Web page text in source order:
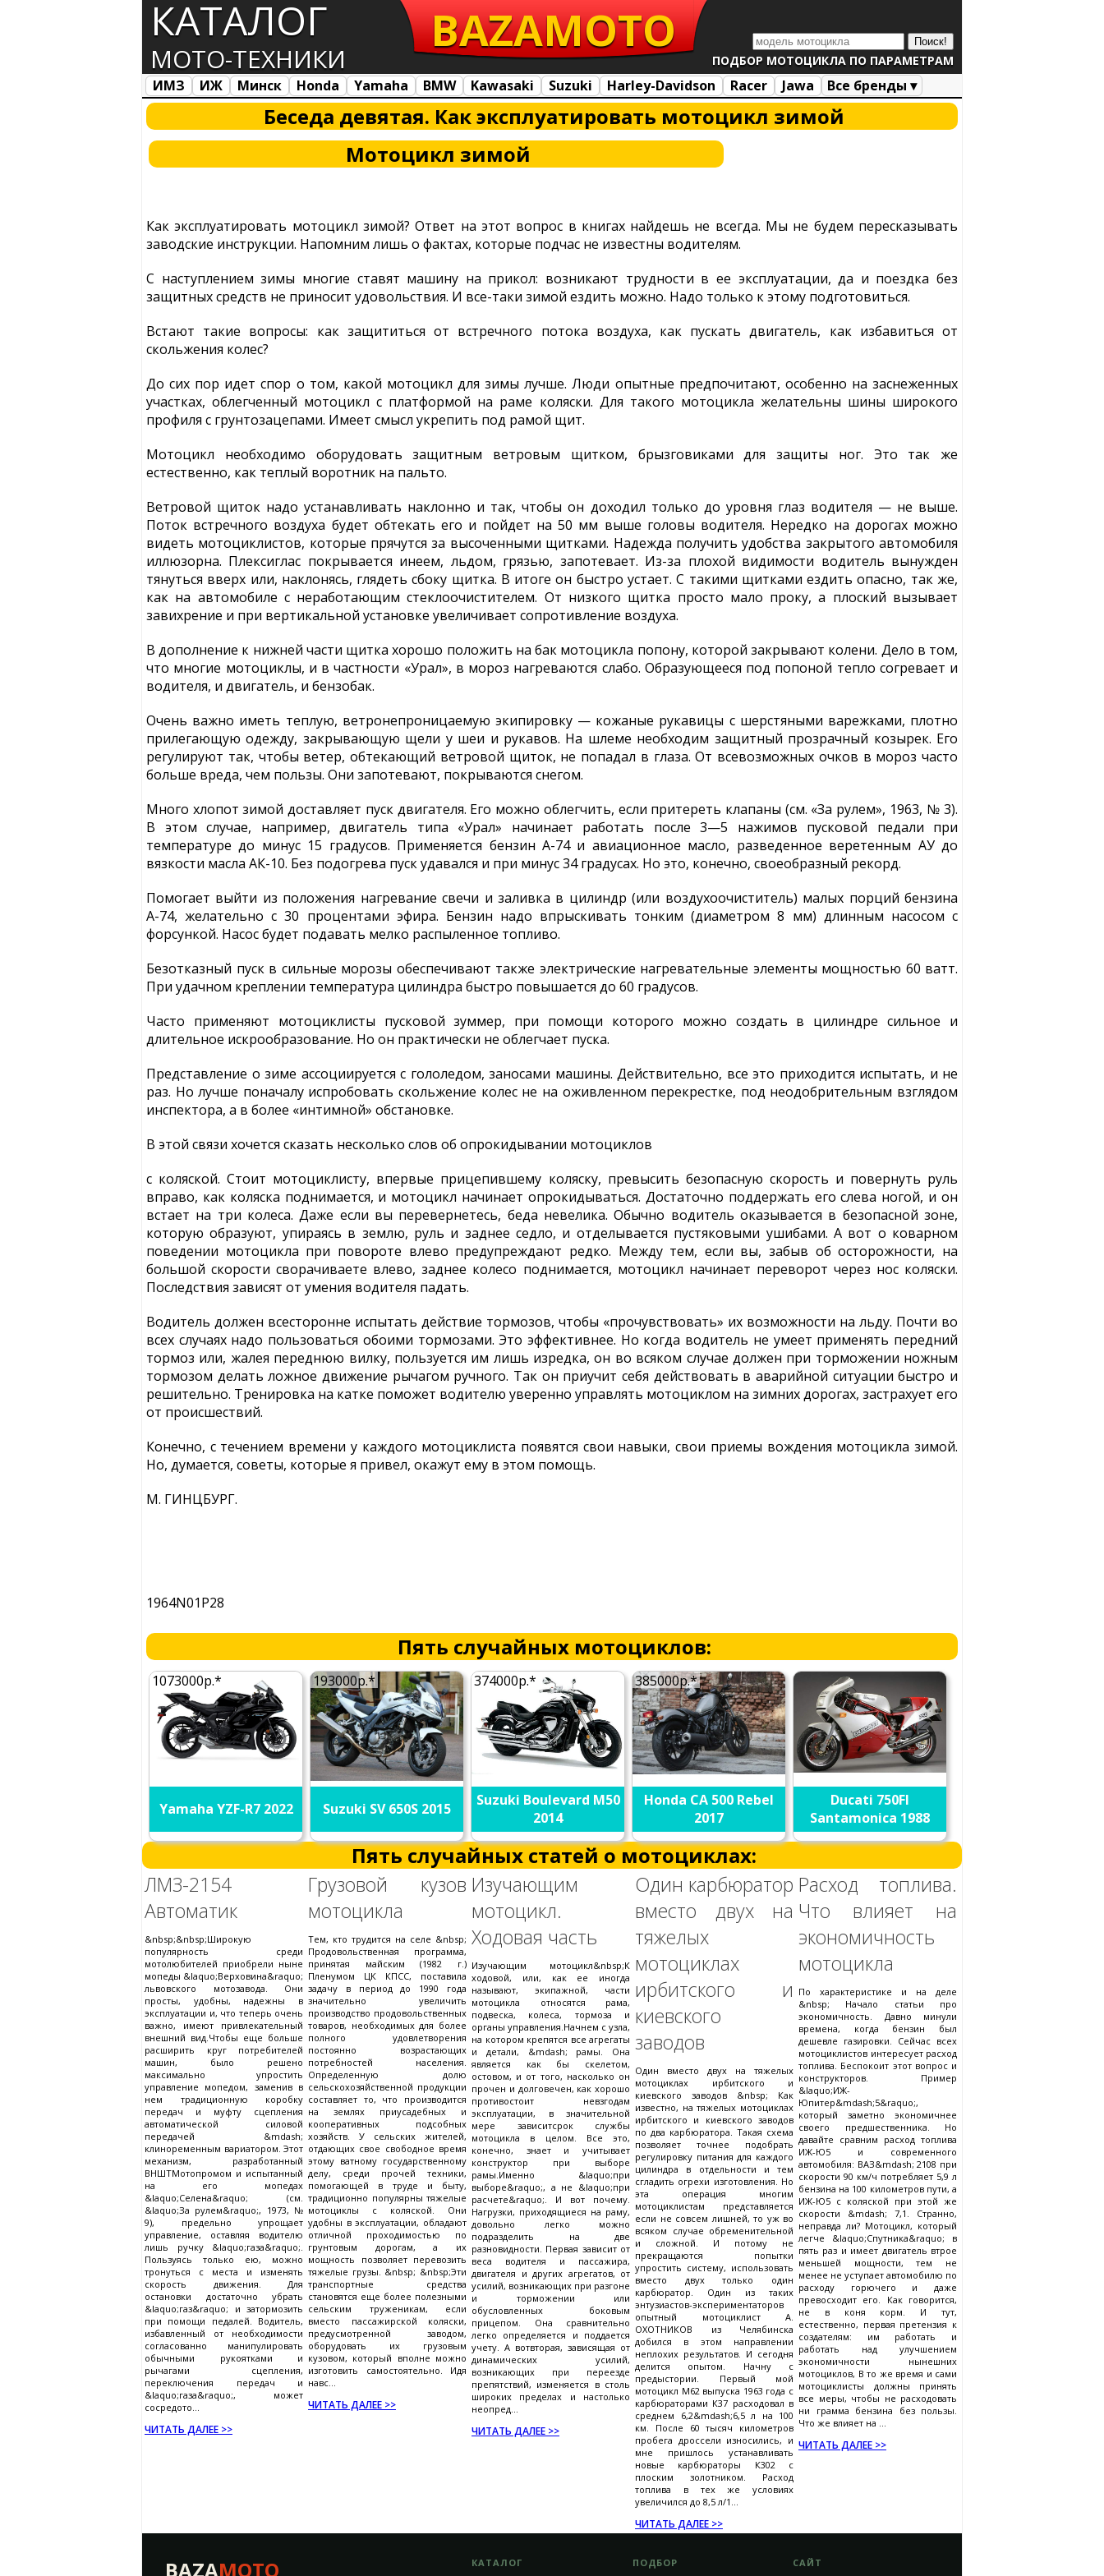
КАТАЛОГ
МОТО-ТЕХНИКИ ПОДБОР МОТОЦИКЛА ПО ПАРАМЕТРАМ
BAZAMOTO
ИМЗ ИЖ Минск Honda Yamaha BMW Kawasaki Suzuki Harley-Davidson Racer Jawa
Все бренды ▾
Все марки
Загрузка...Беседа девятая. Как эксплуатировать мотоцикл зимой
Мотоцикл зимой
Как эксплуатировать мотоцикл зимой? Ответ на этот вопрос в книгах найдешь не всегда. Мы не будем пересказывать
заводские инструкции. Напомним лишь о фактах, которые подчас не известны водителям.
С наступлением зимы многие ставят машину на прикол: возникают трудности в ее эксплуатации, да и поездка без
защитных средств не приносит удовольствия. И все-таки зимой ездить можно. Надо только к этому подготовиться.
Встают такие вопросы: как защититься от встречного потока воздуха, как пускать двигатель, как избавиться от
скольжения колес?
До сих пор идет спор о том, какой мотоцикл для зимы лучше. Люди опытные предпочитают, особенно на заснеженных
участках, облегченный мотоцикл с платформой на раме коляски. Для такого мотоцикла желательны шины широкого
профиля с грунтозацепами. Имеет смысл укрепить под рамой щит.
Мотоцикл необходимо оборудовать защитным ветровым щитком, брызговиками для защиты ног. Это так же
естественно, как теплый воротник на пальто.
Ветровой щиток надо устанавливать наклонно и так, чтобы он доходил только до уровня глаз водителя — не выше.
Поток встречного воздуха будет обтекать его и пойдет на 50 мм выше головы водителя. Нередко на дорогах можно
видеть мотоциклистов, которые прячутся за высоченными щитками. Надежда получить удобства закрытого автомобиля
иллюзорна. Плексиглас покрывается инеем, льдом, грязью, запотевает. Из-за плохой видимости водитель вынужден
тянуться вверх или, наклонясь, глядеть сбоку щитка. В итоге он быстро устает. С такими щитками ездить опасно, так же,
как на автомобиле с неработающим стеклоочистителем. От низкого щитка просто мало проку, а плоский вызывает
завихрение и при вертикальной установке увеличивает сопротивление воздуха.
В дополнение к нижней части щитка хорошо положить на бак мотоцикла попону, которой закрывают колени. Дело в том,
что многие мотоциклы, и в частности «Урал», в мороз нагреваются слабо. Образующееся под попоной тепло согревает и
водителя, и двигатель, и бензобак.
Очень важно иметь теплую, ветронепроницаемую экипировку — кожаные рукавицы с шерстяными варежками, плотно
прилегающую одежду, закрывающую щели у шеи и рукавов. На шлеме необходим защитный прозрачный козырек. Его
регулируют так, чтобы ветер, обтекающий ветровой щиток, не попадал в глаза. От всевозможных очков в мороз часто
больше вреда, чем пользы. Они запотевают, покрываются снегом.
Много хлопот зимой доставляет пуск двигателя. Его можно облегчить, если притереть клапаны (см. «За рулем», 1963, № 3).
В этом случае, например, двигатель типа «Урал» начинает работать после 3—5 нажимов пусковой педали при
температуре до минус 15 градусов. Применяется бензин А-74 и авиационное масло, разведенное веретенным АУ до
вязкости масла АК-10. Без подогрева пуск удавался и при минус 34 градусах. Но это, конечно, своеобразный рекорд.
Помогает выйти из положения нагревание свечи и заливка в цилиндр (или воздухоочиститель) малых порций бензина
А-74, желательно с 30 процентами эфира. Бензин надо впрыскивать тонким (диаметром 8 мм) длинным насосом с
форсункой. Насос будет подавать мелко распыленное топливо.
Безотказный пуск в сильные морозы обеспечивают также электрические нагревательные элементы мощностью 60 ватт.
При удачном креплении температура цилиндра быстро повышается до 60 градусов.
Часто применяют мотоциклисты пусковой зуммер, при помощи которого можно создать в цилиндре сильное и
длительное искрообразование. Но он практически не облегчает пуска.
Представление о зиме ассоциируется с гололедом, заносами машины. Действительно, все это приходится испытать, и не
раз. Но лучше поначалу испробовать скольжение колес не на оживленном перекрестке, под неодобрительным взглядом
инспектора, а в более «интимной» обстановке.
В этой связи хочется сказать несколько слов об опрокидывании мотоциклов
с коляской. Стоит мотоциклисту, впервые прицепившему коляску, превысить безопасную скорость и повернуть руль
вправо, как коляска поднимается, и мотоцикл начинает опрокидываться. Достаточно поддержать его слева ногой, и он
встает на три колеса. Даже если вы перевернетесь, беда невелика. Обычно водитель оказывается в безопасной зоне,
которую образуют, упираясь в землю, руль и заднее седло, и отделывается пустяковыми ушибами. А вот о коварном
поведении мотоцикла при повороте влево предупреждают редко. Между тем, если вы, забыв об осторожности, на
большой скорости сворачиваете влево, заднее колесо поднимается, мотоцикл начинает переворот через нос коляски.
Последствия зависят от умения водителя падать.
Водитель должен всесторонне испытать действие тормозов, чтобы «прочувствовать» их возможности на льду. Почти во
всех случаях надо пользоваться обоими тормозами. Это эффективнее. Но когда водитель не умеет применять передний
тормоз или, жалея переднюю вилку, пользуется им лишь изредка, он во всяком случае должен при торможении ножным
тормозом делать ложное движение рычагом ручного. Так он приучит себя действовать в аварийной ситуации быстро и
решительно. Тренировка на катке поможет водителю уверенно управлять мотоциклом на зимних дорогах, застрахует его
от происшествий.
Конечно, с течением времени у каждого мотоциклиста появятся свои навыки, свои приемы вождения мотоцикла зимой.
Но, думается, советы, которые я привел, окажут ему в этом помощь.
М. ГИНЦБУРГ.
1964N01P28
Пять случайных мотоциклов:
1073000р.*
Yamaha YZF-R7 2022
193000р.*
Suzuki SV 650S 2015
374000р.*
Suzuki Boulevard M50
2014
385000р.*
Honda CA 500 Rebel
2017
Ducati 750Fl
Santamonica 1988
Пять случайных статей о мотоциклах:
ЛМЗ-2154
Автоматик
&nbsp;&nbsp;Широкую
популярность среди
мотолюбителей приобрели ныне
мопеды &laquo;Верховина&raquo;
львовского мотозавода. Они
просты, удобны, надежны в
эксплуатации и, что теперь очень
важно, имеют привлекательный
внешний вид.Чтобы еще больше
расширить круг потребителей
машин, было решено
максимально упростить
управление мопедом, заменив в
нем традиционную коробку
передач и муфту сцепления
автоматической силовой
передачей &mdash;
клиноременным вариатором. Этот
механизм, разработанный
ВНШТМотопромом и испытанный
на его мопедах
&laquo;Селена&raquo; (см.
&laquo;За рулем&raquo;, 1973, №
9), предельно упрощает
управление, оставляя водителю
лишь ручку &laquo;газа&raquo;.
Пользуясь только ею, можно
тронуться с места и изменять
скорость движения. Для
остановки достаточно убрать
&laquo;газ&raquo; и затормозить
при помощи педалей. Водитель,
избавленный от необходимости
согласованно манипулировать
обычными рукоятками и
рычагами сцепления,
переключения передач и
&laquo;газа&raquo;, может
сосредото...
ЧИТАТЬ ДАЛЕЕ >>
Грузовой кузов
мотоцикла
Тем, кто трудится на селе &nbsp;
Продовольственная программа,
принятая майским (1982 г.)
Пленумом ЦК КПСС, поставила
задачу в период до 1990 года
значительно увеличить
производство продовольственных
товаров, необходимых для более
полного удовлетворения
постоянно возрастающих
потребностей населения.
Определенную долю
сельскохозяйственной продукции
составляет то, что производится
на землях приусадебных и
кооперативных подсобных
хозяйств. У сельских жителей,
отдающих свое свободное время
этому ватному государственному
делу, среди прочей техники,
помогающей в труде и быту,
традиционно популярны тяжелые
мотоциклы с коляской. Они
удобны в эксплуатации, обладают
отличной проходимостью по
грунтовым дорогам, а их
мощность позволяет перевозить
тяжелые грузы. &nbsp; &nbsp;Эти
транспортные средства
становятся еще более полезными
сельским труженикам, если
вместо пассажирской коляски,
предусмотренной заводом,
оборудовать их грузовым
кузовом, который вполне можно
изготовить самостоятельно. Идя
навс...
ЧИТАТЬ ДАЛЕЕ >>
Изучающим
мотоцикл.
Ходовая часть
Изучающим мотоцикл&nbsp;К
ходовой, или, как ее иногда
называют, экипажной, части
мотоцикла относятся рама,
подвеска, колеса, тормоза и
органы управления.Начнем с узла,
на котором крепятся все агрегаты
и детали, &mdash; рамы. Она
является как бы скелетом,
остовом, и от того, насколько он
прочен и долговечен, как хорошо
противостоит невзгодам
эксплуатации, в значительной
мере зависитсрок службы
мотоцикла в целом. Все это,
конечно, знает и учитывает
конструктор при выборе
рамы.Именно &laquo;при
выборе&raquo;, а не &laquo;при
расчете&raquo;. И вот почему.
Нагрузки, приходящиеся на раму,
довольно легко можно
подразделить на две
разновидности. Первая зависит от
веса водителя и пассажира,
двигателя и других агрегатов, от
усилий, возникающих при разгоне
и торможении или
обусловленных боковым
прицепом. Она сравнительно
легко определяется и поддается
учету. А вотвторая, зависящая от
динамических усилий,
возникающих при переезде
препятствий, изменяется в столь
широких пределах и настолько
неопред...
ЧИТАТЬ ДАЛЕЕ >>
Один карбюратор
вместо двух на
тяжелых
мотоциклах
ирбитского и
киевского
заводов
Один вместо двух на тяжелых
мотоциклах ирбитского и
киевского заводов &nbsp; Как
известно, на тяжелых мотоциклах
ирбитского и киевского заводов
по два карбюратора. Такая схема
позволяет точнее подобрать
регулировку питания для каждого
цилиндра в отдельности и тем
сгладить огрехи изготовления. Но
эта операция многим
мотоциклистам представляется
если не совсем лишней, то уж во
всяком случае обременительной
и сложной. И потому не
прекращаются попытки
упростить систему, использовать
вместо двух только один
карбюратор. Один из таких
энтузиастов-экспериментаторов
опытный мотоциклист А.
ОХОТНИКОВ из Челябинска
добился в этом направлении
неплохих результатов. И сегодня
делится опытом. Начну с
предыстории. Первый мой
мотоцикл М62 выпуска 1963 года с
карбюраторами К37 расходовал в
среднем 6,2&mdash;6,5 л на 100
км. После 60 тысяч километров
пробега дроссели износились, и
мне пришлось устанавливать
новые карбюраторы К302 с
плоским золотником. Расход
топлива в тех же условиях
увеличился до 8,5 л/1...
ЧИТАТЬ ДАЛЕЕ >>
Расход топлива.
Что влияет на
экономичность
мотоцикла
По характеристике и на деле
&nbsp; Начало статьи про
экономичность. Давно минули
времена, когда бензин был
дешевле газировки. Сейчас всех
мотоциклистов интересует расход
топлива. Беспокоит этот вопрос и
конструкторов. Пример
&laquo;ИЖ-
Юпитер&mdash;5&raquo;,
который заметно экономичнее
своего предшественника. Но
давайте сравним расход топлива
ИЖ-Ю5 и современного
автомобиля: ВАЗ&mdash; 2108 при
скорости 90 км/ч потребляет 5,9 л
бензина на 100 километров пути, а
ИЖ-Ю5 с коляской при этой же
скорости &mdash; 7,1. Странно,
неправда ли? Мотоцикл, который
легче &laquo;Спутника&raquo; в
пять раз и имеет двигатель втрое
меньшей мощности, тем не
менее не уступает автомобилю по
расходу горючего и даже
превосходит его. Как говорится,
не в коня корм. И тут,
естественно, первая претензия к
создателям: им работать и
работать над улучшением
экономичности нынешних
мотоциклов, В то же время и сами
мотоциклисты должны принять
все меры, чтобы не расходовать
ни грамма бензина без пользы.
Что же влияет на ...
ЧИТАТЬ ДАЛЕЕ >>
BAZAMOTO КАТАЛОГ ПОДБОР САЙТ